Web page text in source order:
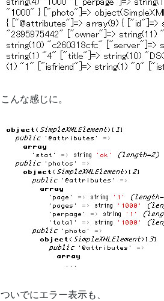
こんな感じに。
ついでにエラー表示も、